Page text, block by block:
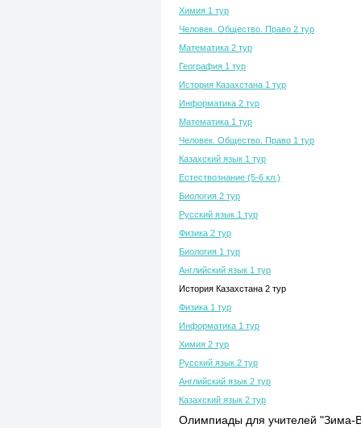
Химия 1 тур
Человек. Общество. Право 2 тур
Математика 2 тур
География 1 тур
История Казахстана 1 тур
Информатика 2 тур
Математика 1 тур
Человек. Общество. Право 1 тур
Казахский язык 1 тур
Естествознание (5-6 кл.)
Биология 2 тур
Русский язык 1 тур
Физика 2 тур
Биология 1 тур
Английский язык 1 тур
История Казахстана 2 тур
Физика 1 тур
Информатика 1 тур
Химия 2 тур
Русский язык 2 тур
Английский язык 2 тур
Казахский язык 2 тур
Олимпиады для учителей "Зима-